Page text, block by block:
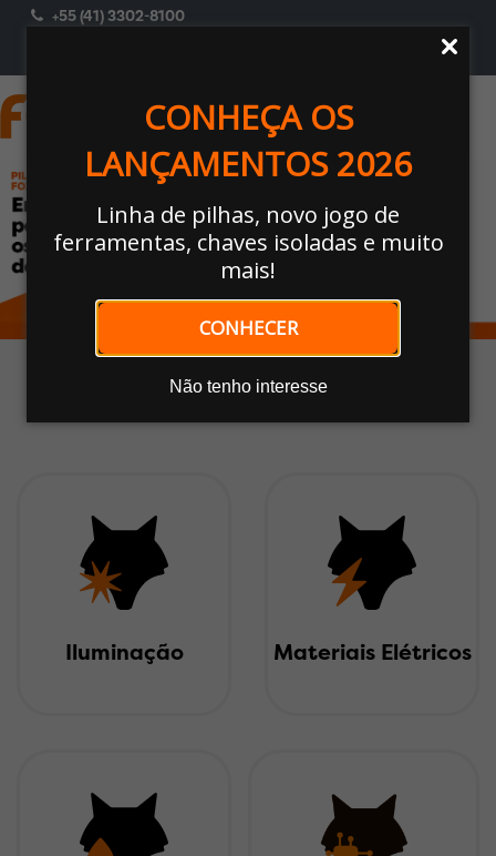
CONHEÇA OS
LANÇAMENTOS 2026
Linha de pilhas, novo jogo de
ferramentas, chaves isoladas e muito
mais!
CONHECER
Não tenho interesse
+55 (41) 3302-8100
Iluminação Materiais Elétricos